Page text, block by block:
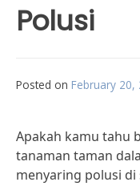
Polusi
Posted on February 20,
Apakah kamu tahu
tanaman taman
menyaring polusi di